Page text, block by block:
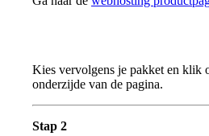
Kies vervolgens je pakket en klik
onderzijde van de pagina.
Stap 2